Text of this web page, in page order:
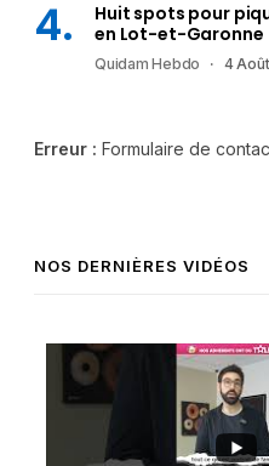
Huit spots pour
en Lot-et-Garonne
Quidam Hebdo 4
Erreur : Formulaire de
NOS DERNIÈRES VIDÉOS